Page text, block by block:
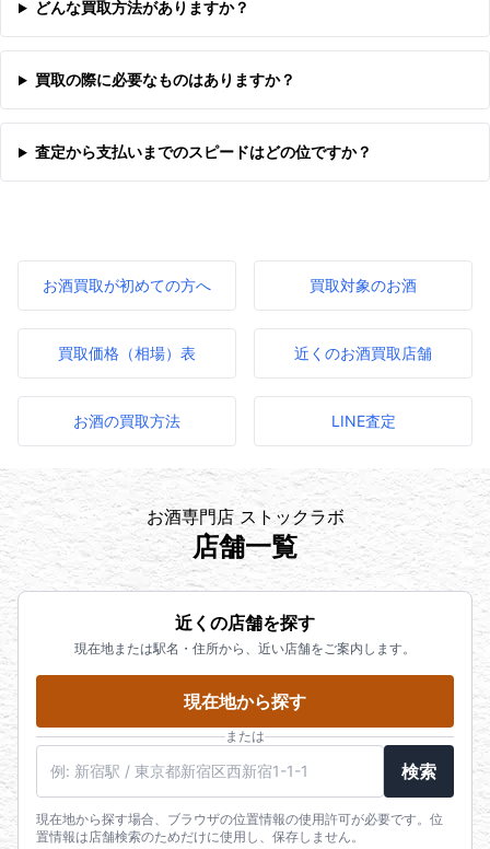
どんな買取方法がありますか？
買取の際に必要なものはありますか？
査定から支払いまでのスピードはどの位ですか？
お酒買取が初めての方へ 買取対象のお酒
買取価格（相場）表 近くのお酒買取店舗
お酒の買取方法 LINE査定
お酒専門店 ストックラボ
店舗一覧
近くの店舗を探す
現在地または駅名・住所から、近い店舗をご案内します。
現在地から探す
または
検索
現在地から探す場合、ブラウザの位置情報の使用許可が必要です。位
置情報は店舗検索のためだけに使用し、保存しません。